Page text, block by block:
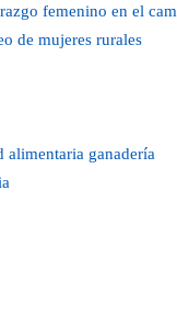
femenino en el
de mujeres rurales
alimentaria ganadería